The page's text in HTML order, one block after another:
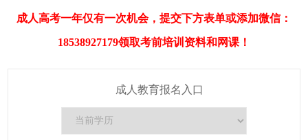
成人高考一年仅有一次机会，提交下方表单或添加微信：
18538927179领取考前培训资料和网课！
成人教育报名入口